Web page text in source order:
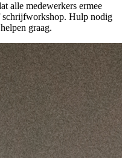
alle medewerkers ermee
schrijfworkshop. Hulp nodig
graag.